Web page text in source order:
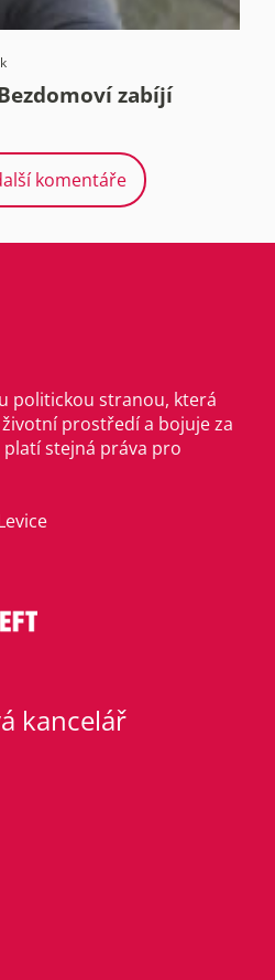
zabíjí
komentáře
politickou stranou, která
prostředí a bojuje za
stejná práva pro
kancelář